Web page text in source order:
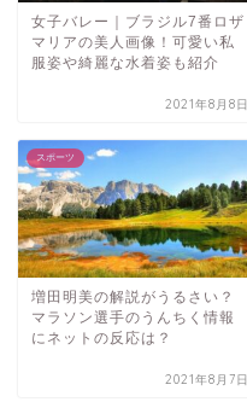
女子バレー｜ブラジル7番ロザ
マリアの美人画像！可愛い私
服姿や綺麗な水着姿も紹介
2021年8月8日
スポーツ
増田明美の解説がうるさい？
マラソン選手のうんちく情報
にネットの反応は？
2021年8月7日